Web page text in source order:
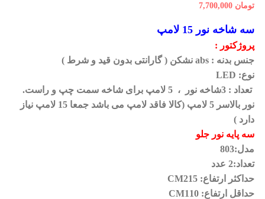
تومان
سه شاخه نور 15 لامپ
پروژکتور :
جنس بدنه : abs نشکن ( گارانتی بدون قید و شرط )
نوع: LED
تعداد : 3 شاخه نور ،
لامپ برای شاخه سمت چپ و راست.
نور بالاسر 5 لامپ
(
کالا فاقد لامپ می باشد جمعا 15 لامپ نیاز
دارد )
سه پایه نور جلو
مدل:803
تعداد:2 عدد
حداکثر ارتفاع: 215
CM
حداقل ارتفاع: 110
CM